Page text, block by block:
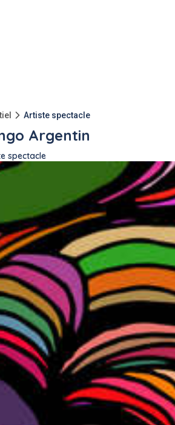
Artiste spectacle
Argentin
spectacle
Rambouillet (78120)
dit ?! Faites-vous livrer un Concert
guitare/piano, ou piano/bandonéon,
de Tango Argentin, et
avec des influences Jazz.
de s'offrir un concert privé
avec ses proches un moment
scène d'un soir, ce rêve peut devenir